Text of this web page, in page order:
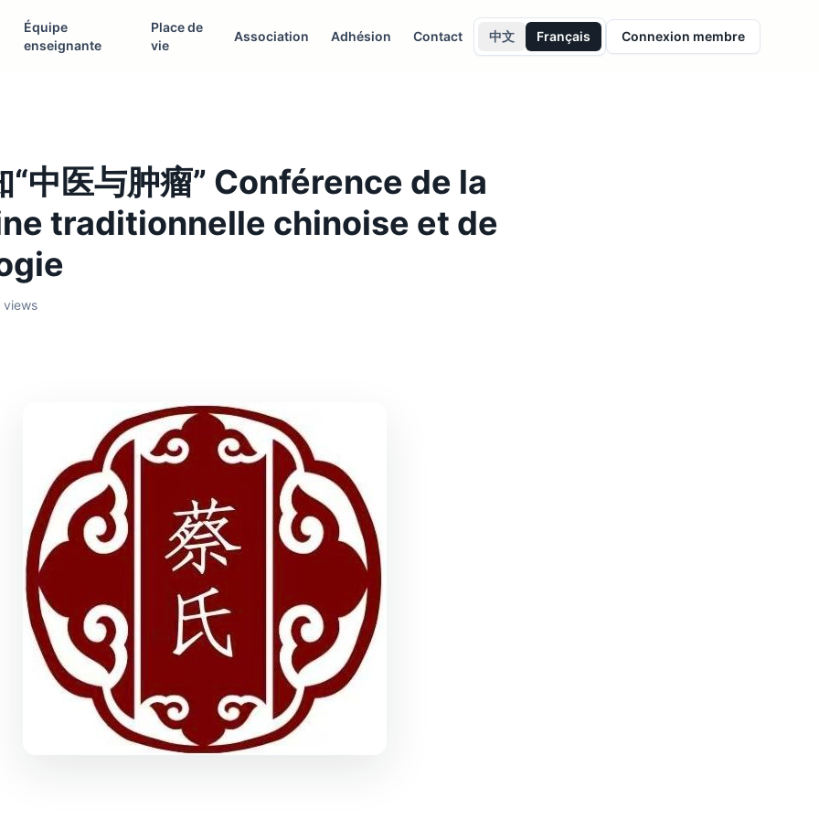
Équipe
enseignante
Place de
vie
Association Adhésion Contact 中文 Français Connexion membre
“中医与肿瘤” Conférence de la
traditionnelle chinoise et de
views